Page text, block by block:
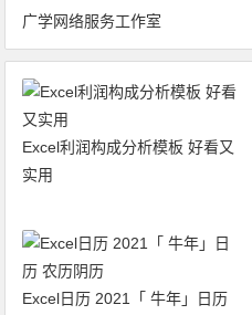
广学网络服务工作室
Excel利润构成分析模板 好看又
实用
Excel日历 2021「 牛年」日历